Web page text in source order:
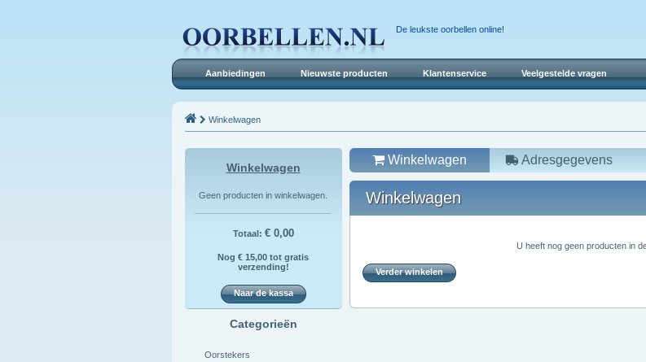
De leukste oorbellen online!
Aanbiedingen Nieuwste producten Klantenservice Veelgestelde vragen
Winkelwagen
Winkelwagen
Geen producten in winkelwagen.
Totaal: € 0,00
Nog € 15,00 tot gratis
verzending!
Naar de kassa
Categorieën
Oorstekers
Winkelwagen Adresgegevens
Winkelwagen
U heeft nog geen producten in
Verder winkelen